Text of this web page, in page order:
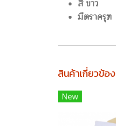
สี ขาว
มีตราครุฑ
สินค้าเกี่ยวข้อง
New